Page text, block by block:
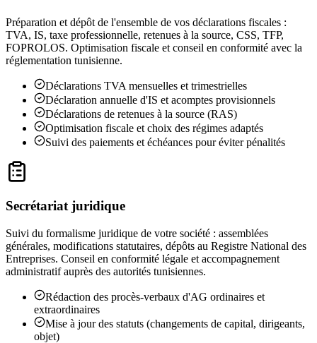
Préparation et dépôt de l'ensemble de vos déclarations fiscales :
TVA, IS, taxe professionnelle, retenues à la source, CSS, TFP,
FOPROLOS. Optimisation fiscale et conseil en conformité avec la
réglementation tunisienne.
Déclarations TVA mensuelles et trimestrielles
Déclaration annuelle d'IS et acomptes provisionnels
Déclarations de retenues à la source (RAS)
Optimisation fiscale et choix des régimes adaptés
Suivi des paiements et échéances pour éviter pénalités
Secrétariat juridique
Suivi du formalisme juridique de votre société : assemblées
générales, modifications statutaires, dépôts au Registre National des
Entreprises. Conseil en conformité légale et accompagnement
administratif auprès des autorités tunisiennes.
Rédaction des procès-verbaux d'AG ordinaires et
extraordinaires
Mise à jour des statuts (changements de capital, dirigeants,
objet)